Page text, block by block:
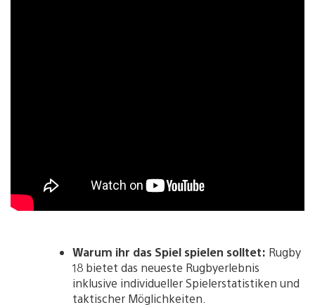
Warum ihr das Spiel spielen solltet: Rugby
18 bietet das neueste Rugbyerlebnis
inklusive individueller Spielerstatistiken und
taktischer Möglichkeiten.